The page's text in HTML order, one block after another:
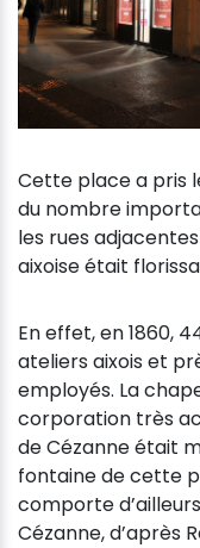
Cette place a pris
du nombre
les rues
aixoise était
En effet, en 1860,
ateliers aixois et
employés. La
corporation très
de Cézanne était
fontaine de cette
comporte
Cézanne, d’après